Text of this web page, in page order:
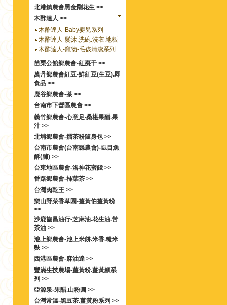
北港鎮農會黑金剛花生 >>
木酢達人 >>
木酢達人-Baby嬰兒系列
木酢達人-髮沐.洗碗.洗衣.地板
木酢達人-竉物-毛孩清潔系列
苗栗公館鄉農會-紅棗干 >>
萬丹鄉農會紅豆-鮮紅豆(生豆).即
食品 >>
鹿谷鄉農會-茶 >>
台南市下營區農會 >>
義竹鄉農會-心意足‧桑椹果醋.果
汁 >>
北埔鄉農會-擂茶粉隨身包 >>
台南市農會(台南縣農會)-虱目魚
酥(脯) >>
台東地區農會-洛神花蜜餞 >>
番路鄉農會-柿葉茶 >>
台灣肉乾王 >>
樂山野菜香草園-薑黃伯薑黃粉
>>
沙鹿協昌油行-芝麻油.花生油.苦
茶油 >>
池上鄉農會-池上米餅.米香.糙米
麩 >>
西港區農會-麻油達 >>
豐滿生技農場-薑黃粉.薑黃麵系
列 >>
亞源泉-果醋.山粉圓 >>
台灣常溫-黑豆茶.薑黃粉系列 >>